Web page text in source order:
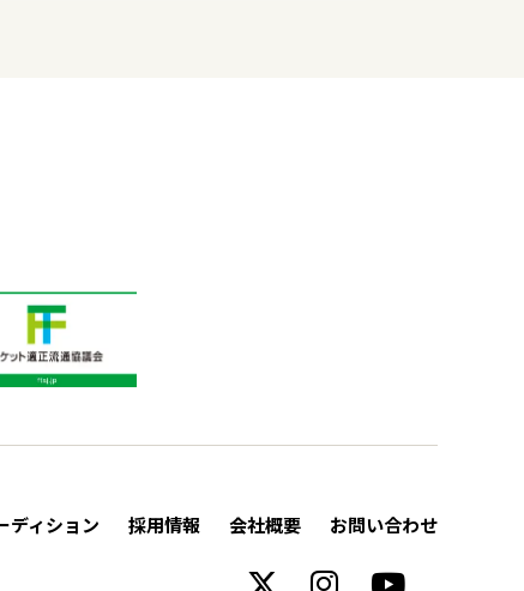
ディション 採用情報 会社概要 お問い合わせ